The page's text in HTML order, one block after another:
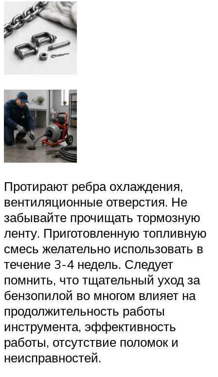
Протирают ребра охлаждения,
вентиляционные отверстия. Не
забывайте прочищать тормозную
ленту. Приготовленную топливную
смесь желательно использовать в
течение 3-4 недель. Следует
помнить, что тщательный уход за
бензопилой во многом влияет на
продолжительность работы
инструмента, эффективность
работы, отсутствие поломок и
неисправностей.